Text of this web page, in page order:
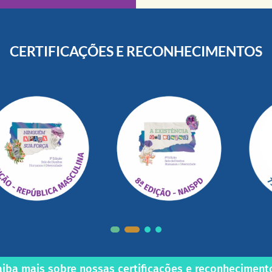
CERTIFICAÇÕES E RECONHECIMENTOS
mais sobre nossas certificações e